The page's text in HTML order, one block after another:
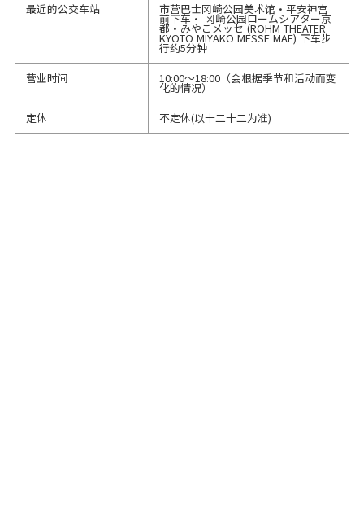
最近的公交车站
市营巴士冈崎公园美术馆·平安神宫
前下车· 冈崎公园ロームシアター京
都・みやこメッセ (ROHM THEATER
KYOTO MIYAKO MESSE MAE) 下车步
行约5分钟
营业时间
10:00〜18:00（会根据季节和活动而变
化的情况）
定休
不定休(以十二十二为准)